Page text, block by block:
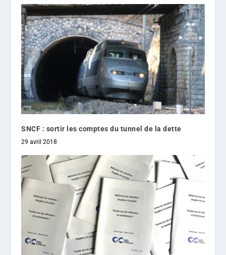
SNCF : sortir les comptes du tunnel de la dette
29 avril 2018